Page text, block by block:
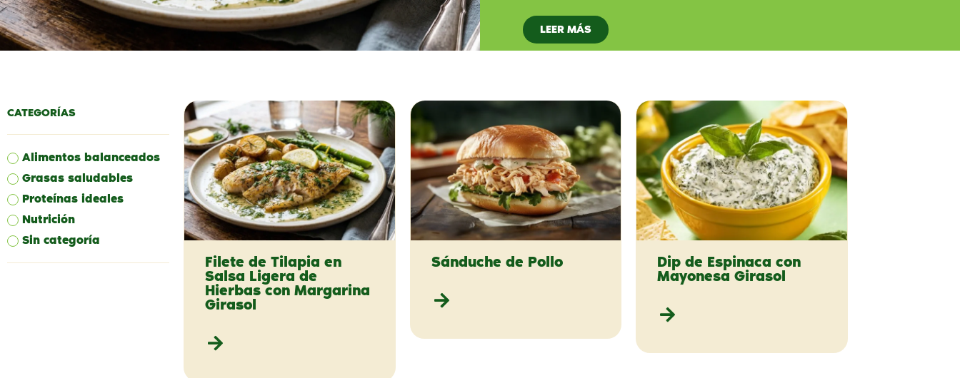
LEER MÁS
CATEGORÍAS
Alimentos balanceados
Grasas saludables
Proteínas ideales
Nutrición
Sin categoría
Filete de Tilapia en
Salsa Ligera de
Hierbas con Margarina
Girasol
Sánduche de Pollo
Dip de Espinaca con
Mayonesa Girasol